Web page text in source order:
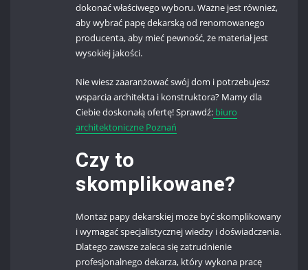
dokonać właściwego wyboru. Ważne jest również,
aby wybrać papę dekarską od renomowanego
producenta, aby mieć pewność, że materiał jest
wysokiej jakości.
Nie wiesz zaaranżować swój dom i potrzebujesz
wsparcia architekta i konstruktora? Mamy dla
Ciebie doskonałą ofertę! Sprawdź: biuro
architektoniczne Poznań
Czy to
skomplikowane?
Montaż papy dekarskiej może być skomplikowany
i wymagać specjalistycznej wiedzy i doświadczenia.
Dlatego zawsze zaleca się zatrudnienie
profesjonalnego dekarza, który wykona pracę